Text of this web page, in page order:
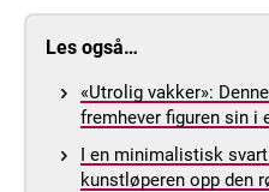
Les også…
«Utrolig vakker»:
fremhever figuren sin i
I en minimalistisk
kunstløperen opp den